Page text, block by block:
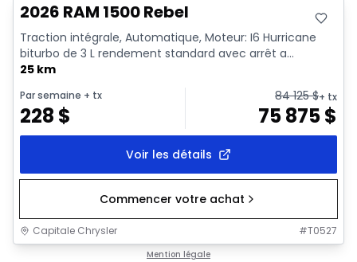
2026 RAM 1500 Rebel
Traction intégrale, Automatique, Moteur: I6 Hurricane
biturbo de 3 L rendement standard avec arrêt a...
25 km
Par semaine + tx
228 $
84 125$+ tx
75 875$
Voir les détails
Commencer votre achat
Capitale Chrysler #T0527
Mention légale